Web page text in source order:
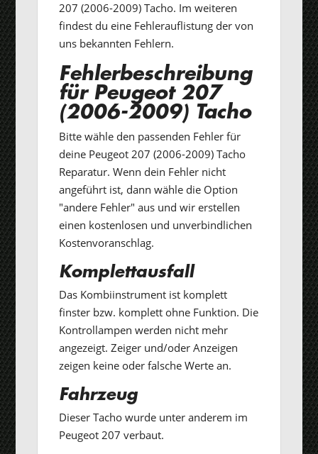
207 (2006-2009) Tacho. Im weiteren
findest du eine Fehlerauflistung der von
uns bekannten Fehlern.
Fehlerbeschreibung
für Peugeot 207
(2006-2009) Tacho
Bitte wähle den passenden Fehler für
deine Peugeot 207 (2006-2009) Tacho
Reparatur. Wenn dein Fehler nicht
angeführt ist, dann wähle die Option
"andere Fehler" aus und wir erstellen
einen kostenlosen und unverbindlichen
Kostenvoranschlag.
Komplettausfall
Das Kombiinstrument ist komplett
finster bzw. komplett ohne Funktion. Die
Kontrollampen werden nicht mehr
angezeigt. Zeiger und/oder Anzeigen
zeigen keine oder falsche Werte an.
Fahrzeug
Dieser Tacho wurde unter anderem im
Peugeot 207 verbaut.